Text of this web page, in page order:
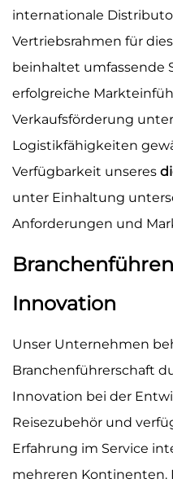
internationale
Vertriebsrahmen für
beinhaltet umfassende
erfolgreiche
Verkaufsförderung
Logistikfähigkeiten
Verfügbarkeit unseres
unter Einhaltung
Anforderungen und
Innovation
Unser Unternehmen
Branchenführerschaft
Innovation bei der
Reisezubehör und
Erfahrung im Service
mehreren Kontinenten.